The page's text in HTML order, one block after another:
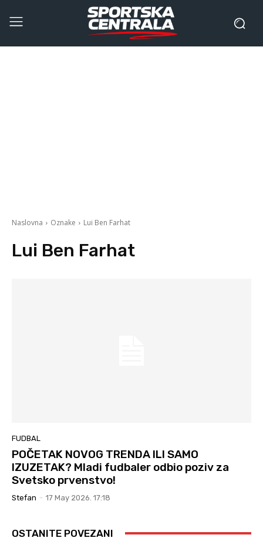
Naslovna Oznake Lui Ben Farhat
Lui Ben Farhat
FUDBAL
POČETAK NOVOG TRENDA ILI SAMO
IZUZETAK? Mladi fudbaler odbio poziv za
Svetsko prvenstvo!
Stefan - 17 May 2026. 17:18
OSTANITE POVEZANI